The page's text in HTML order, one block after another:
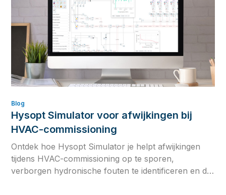
Blog
Hysopt Simulator voor afwijkingen bij
HVAC-commissioning
Ontdek hoe Hysopt Simulator je helpt afwijkingen
tijdens HVAC-commissioning op te sporen,
verborgen hydronische fouten te identificeren en de